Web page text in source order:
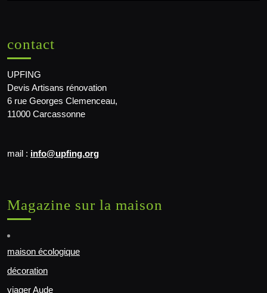
contact
UPFING
Devis Artisans rénovation
6 rue Georges Clemenceau,
11000 Carcassonne
mail : info@upfing.org
Magazine sur la maison
maison écologique
décoration
viager Aude